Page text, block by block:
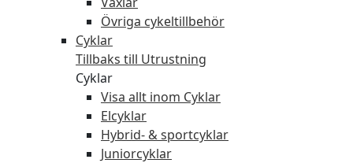
Övriga cykeltillbehör
Cyklar
Tillbaks till Utrustning
Cyklar
Visa allt inom Cyklar
Elcyklar
Hybrid- & sportcyklar
Juniorcyklar